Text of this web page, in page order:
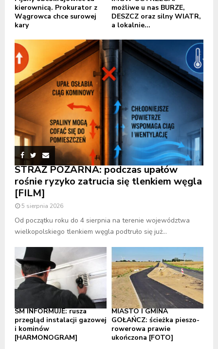
kierownicą. Prokurator z
Wągrowca chce surowej
kary
możliwe u nas BURZE,
DESZCZ oraz silny WIATR,
a lokalnie...
STRAŻ POŻARNA: podczas upałów
rośnie ryzyko zatrucia się tlenkiem węgla
[FILM]
5 sierpnia 2026
Od początku roku do 4 sierpnia na terenie województwa
wielkopolskiego tlenkiem węgla podtruło się już...
SM INFORMUJE: rusza
przegląd instalacji gazowej
i kominów
[HARMONOGRAM]
MIASTO I GMINA
GOŁAŃCZ: ścieżka pieszo-
rowerowa prawie
ukończona [FOTO]